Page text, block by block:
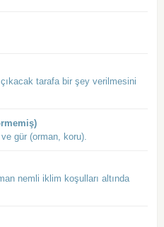
tarafa bir şey verilmesini
gür (orman, koru).
nemli iklim koşulları altında